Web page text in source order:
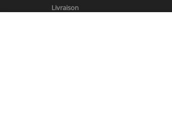
Livraison
* Livraison en Belgique/France/Pays-Bas et
Tous droits réservés © 2017 Les Secrets du
Conformément au livre VI « Pratiques du